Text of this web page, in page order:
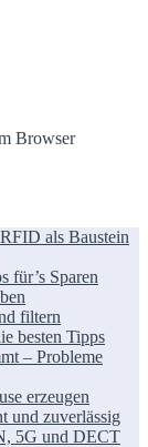
Browser
als Baustein
für’s Sparen
filtern
besten Tipps
– Probleme
erzeugen
und zuverlässig
5G und DECT